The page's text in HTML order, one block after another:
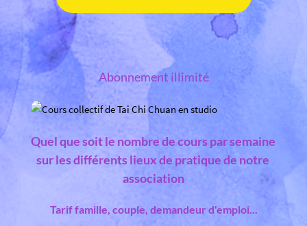
Abonnement illimité
Quel que soit le nombre de cours par semaine
sur les différents lieux de pratique de notre
association
Tarif famille, couple, demandeur d'emploi...